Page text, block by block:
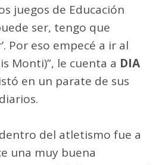
juegos de Educación
ser, tengo que
Por eso empecé a ir al
Monti)”, le cuenta a DIA
en un parate de sus
del atletismo fue a
una muy buena